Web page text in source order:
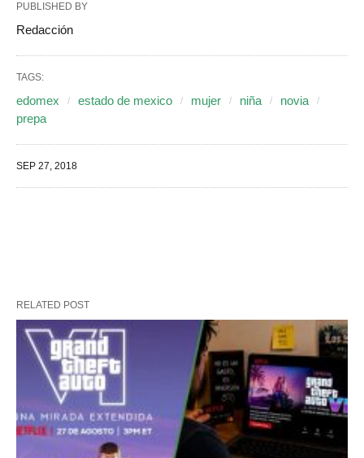
PUBLISHED BY
Redacción
TAGS:
edomex estado de mexico mujer niña
novia
prepa
SEP 27, 2018
RELATED POST